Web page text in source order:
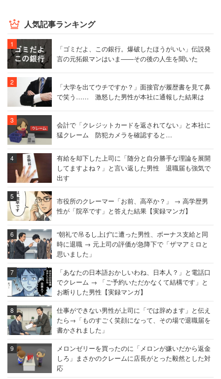
人気記事ランキング
「ゴミだよ、この銀行。爆破したほうがいい」伝説発
言の元拓銀マンはいま――その後の人生を聞いた
「大学を出てウチですか？」面接官が履歴書を見て鼻
で笑う…… 激怒した男性が本社に通報した結果は
会計で「クレジットカードを返されてない」と本社に
猛クレーム 防犯カメラを確認すると…
有給を却下した上司に「随分と自分勝手な理論を展開
してますよね？」と言い返した男性 退職届も強気で
出す
市役所のクレーマー「お前、高卒か？」 → 高学歴男
性が「院卒です」と答えた結果【実録マンガ】
“朝礼で吊るし上げ”に遭った男性、ボーナス支給と同
時に退職 → 元上司の評価が急降下で「ザマアミロと
思いました」
「あなたの日本語おかしいわね、日本人？」と電話口
でクレーム → 「ご予約いただかなくて結構です」と
お断りした男性【実録マンガ】
仕事ができない男性が上司に「では辞めます」と伝え
たら→「ものすごく笑顔になって、その場で退職届を
書かされました」
メロンゼリーを買ったのに「メロンが嫌いだから返金
しろ」まさかのクレームに店長がとった毅然とした対
応